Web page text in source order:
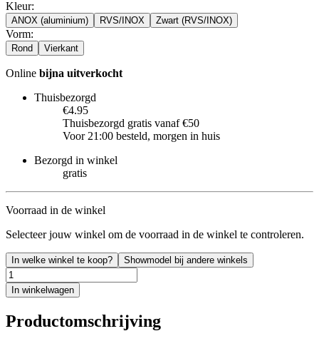
Kleur:
ANOX (aluminium) RVS/INOX Zwart (RVS/INOX)
Vorm:
Rond Vierkant
Online bijna uitverkocht
Thuisbezorgd
€4.95
Thuisbezorgd gratis vanaf €50
Voor 21:00 besteld, morgen in huis
Bezorgd in winkel
gratis
Voorraad in de winkel
Selecteer jouw winkel om de voorraad in de winkel te controleren.
In welke winkel te koop? Showmodel bij andere winkels
In winkelwagen
Productomschrijving